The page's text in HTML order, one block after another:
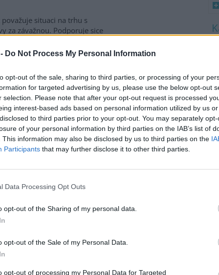
Do Not Process My Personal Information
opt-out of the sale, sharing to third parties, or processing of your
for targeted advertising by us, please use the below opt-out
selection. Please note that after your opt-out request is processed
interest-based ads based on personal information utilized by us
to third parties prior to your opt-out. You may separately
of your personal information by third parties on the IAB’s list of
This information may also be disclosed by us to third parties on the
Participants that may further disclose it to other third parties.
Data Processing Opt Outs
opt-out of the Sharing of my personal data.
opt-out of the Sale of my Personal Data.
opt-out of processing my Personal Data for Targeted
považuje situaci na trhu s
za závažnou. Podporuje sice
který v květnu představila
tom usnesli dnes, když
akčnímu plánu. Unijní
produkci a snížit
na nestabilitu na světových
Íránu.
blíží době před
dvou letech vrací k
kalamitou. Podle údajů
statistického úřadu
což bylo
Na vrcholu kůrovcové
krychlových metrů,